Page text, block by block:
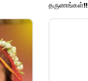
தருணங்கள்!!